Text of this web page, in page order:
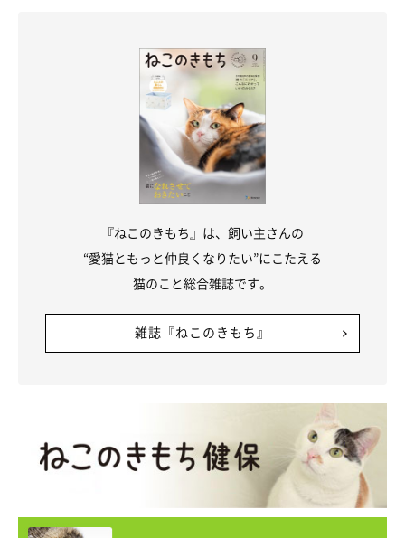
猫カゼに感染した場合に家庭でできる対処法
ねこのきもち投稿写真ギャラリー
『ねこのきもち』は、飼い主さんの
“愛猫ともっと仲良くなりたい”にこたえる
猫のこと総合雑誌です。
雑誌『ねこのきもち』